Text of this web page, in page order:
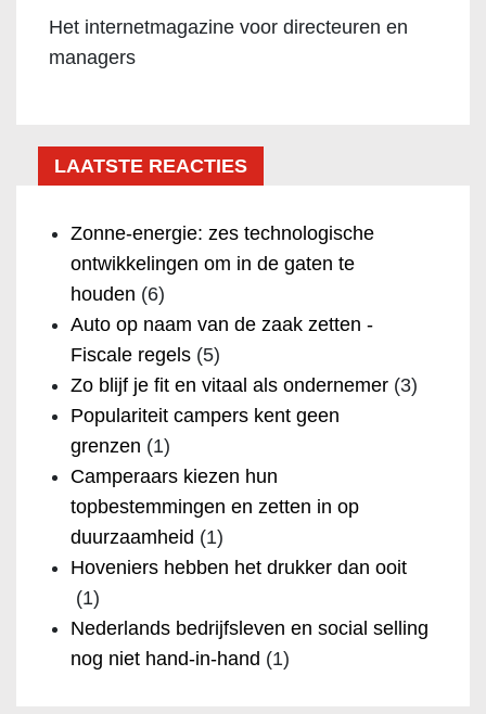
Het internetmagazine voor directeuren en
managers
LAATSTE REACTIES
Zonne-energie: zes technologische
ontwikkelingen om in de gaten te
houden (6)
Auto op naam van de zaak zetten -
Fiscale regels (5)
Zo blijf je fit en vitaal als ondernemer (3)
Populariteit campers kent geen
grenzen (1)
Camperaars kiezen hun
topbestemmingen en zetten in op
duurzaamheid (1)
Hoveniers hebben het drukker dan ooit
(1)
Nederlands bedrijfsleven en social selling
nog niet hand-in-hand (1)